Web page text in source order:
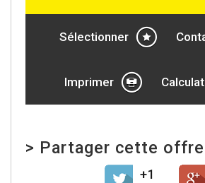
Sélectionner
Imprimer
> Partager cette offre
+1